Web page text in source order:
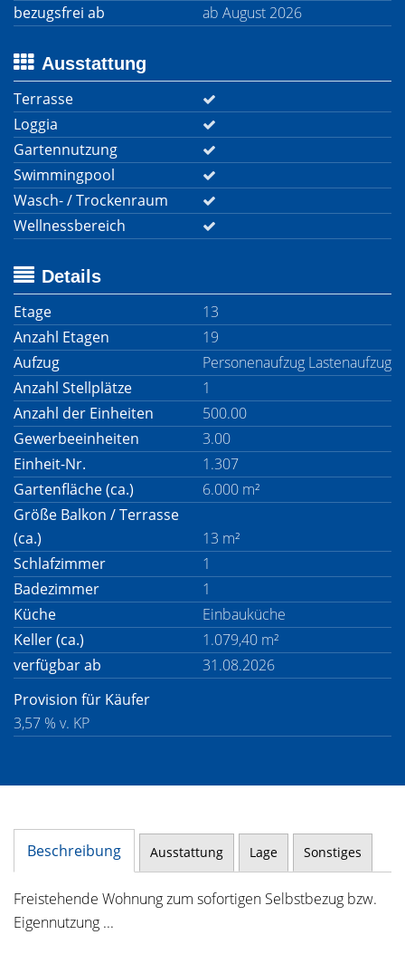
bezugsfrei ab
ab August 2026
Ausstattung
Terrasse
Loggia
Gartennutzung
Swimmingpool
Wasch- / Trockenraum
Wellnessbereich
Details
Etage
13
Anzahl Etagen
19
Aufzug
Personenaufzug Lastenaufzug
Anzahl Stellplätze
1
Anzahl der Einheiten
500.00
Gewerbeeinheiten
3.00
Einheit-Nr.
1.307
Gartenfläche (ca.)
6.000 m²
Größe Balkon / Terrasse
(ca.)
13 m²
Schlafzimmer
1
Badezimmer
1
Küche
Einbauküche
Keller (ca.)
1.079,40 m²
verfügbar ab
31.08.2026
Provision für Käufer
3,57 % v. KP
Beschreibung Ausstattung Lage Sonstiges
Freistehende Wohnung zum sofortigen Selbstbezug bzw.
Eigennutzung ...